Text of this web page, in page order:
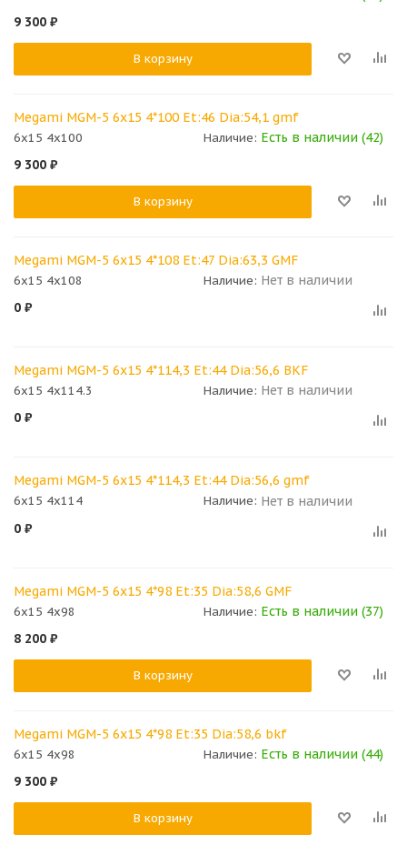
9 300 ₽
В корзину
Megami MGM-5 6x15 4*100 Et:46 Dia:54,1 gmf
6x15 4x100 Наличие: Есть в наличии (42)
9 300 ₽
В корзину
Megami MGM-5 6x15 4*108 Et:47 Dia:63,3 GMF
6x15 4x108 Наличие: Нет в наличии
0 ₽
Megami MGM-5 6x15 4*114,3 Et:44 Dia:56,6 BKF
6x15 4x114.3 Наличие: Нет в наличии
0 ₽
Megami MGM-5 6x15 4*114,3 Et:44 Dia:56,6 gmf
6x15 4x114 Наличие: Нет в наличии
0 ₽
Megami MGM-5 6x15 4*98 Et:35 Dia:58,6 GMF
6x15 4x98 Наличие: Есть в наличии (37)
8 200 ₽
В корзину
Megami MGM-5 6x15 4*98 Et:35 Dia:58,6 bkf
6x15 4x98 Наличие: Есть в наличии (44)
9 300 ₽
В корзину